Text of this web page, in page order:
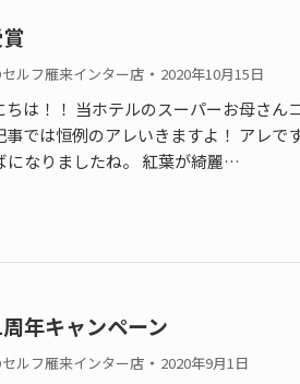
ルフ雁来インター店 2020年10月15日
ちは！！ 当ホテルのスーパーお母さ
事では恒例のアレいきますよ！ アレ
になりましたね。 紅葉が綺麗…
年キャンペーン
ルフ雁来インター店 2020年9月1日